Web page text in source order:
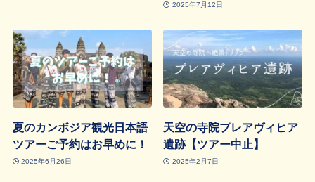
2025年7月12日
夏のカンボジア観光日本語
ツアーご予約はお早めに！
2025年6月26日
天空の寺院プレアヴィヒア
遺跡【ツアー中止】
2025年2月7日